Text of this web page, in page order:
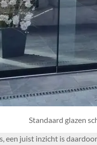
Standaard glazen
een juist inzicht is